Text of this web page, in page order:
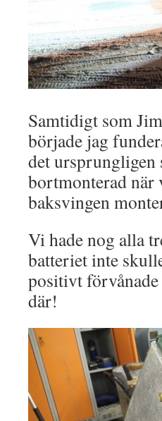
Samtidigt som
började jag
det ursprungligen
bortmonterad när
baksvingen
Vi hade nog alla
batteriet inte
positivt
där!